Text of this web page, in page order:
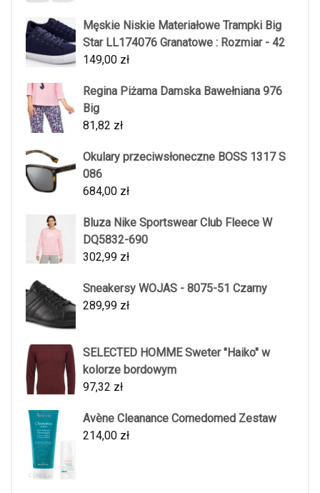
Męskie Niskie Materiałowe Trampki Big
Star LL174076 Granatowe : Rozmiar - 42
149,00 zł
Regina Piżama Damska Bawełniana 976
Big
81,82 zł
Okulary przeciwsłoneczne BOSS 1317 S
086
684,00 zł
Bluza Nike Sportswear Club Fleece W
DQ5832-690
302,99 zł
Sneakersy WOJAS - 8075-51 Czarny
289,99 zł
SELECTED HOMME Sweter "Haiko" w
kolorze bordowym
97,32 zł
Avène Cleanance Comedomed Zestaw
214,00 zł